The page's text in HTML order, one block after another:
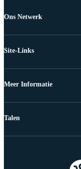
Ons Netwerk
Site-Links
Meer Informatie
Talen